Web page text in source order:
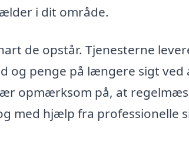
i dit område.
de opstår. Tjenesterne
og penge på længere sigt ved
opmærksom på, at
med hjælp fra professionelle